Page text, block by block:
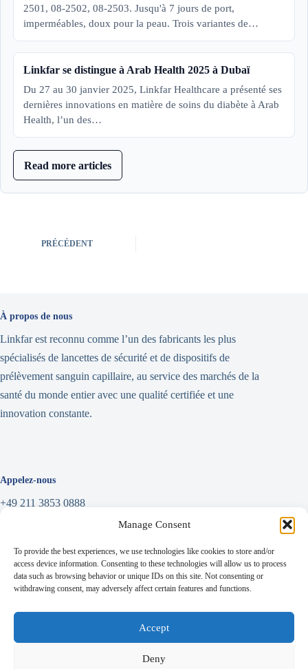
Manage Consent
To provide the best experiences, we use technologies like cookies to store and/or
access device information. Consenting to these technologies will allow us to process
data such as browsing behavior or unique IDs on this site. Not consenting or
withdrawing consent, may adversely affect certain features and functions.
Accept
Deny
2501, 08-2502, 08-2503. Jusqu'à 7 jours de port,
imperméables, doux pour la peau. Trois variantes de…
Linkfar se distingue à Arab Health 2025 à Dubaï
Du 27 au 30 janvier 2025, Linkfar Healthcare a présenté ses
dernières innovations en matière de soins du diabète à Arab
Health, l’un des…
Read more articles
PRÉCÉDENT
À propos de nous
Linkfar est reconnu comme l’un des fabricants les plus
spécialisés de lancettes de sécurité et de dispositifs de
prélèvement sanguin capillaire, au service des marchés de la
santé du monde entier avec une qualité certifiée et une
innovation constante.
Appelez-nous
+49 211 3853 0888
info@linkfar.de
Niederrheinstraße 71,